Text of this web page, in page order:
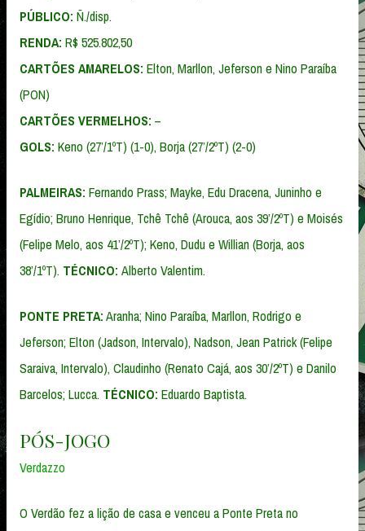
PÚBLICO: Ñ./disp.
RENDA: R$ 525.802,50
CARTÕES AMARELOS: Elton, Marllon, Jeferson e Nino Paraíba
(PON)
CARTÕES VERMELHOS: –
GOLS: Keno (27’/1ºT) (1-0), Borja (27’/2ºT) (2-0)
PALMEIRAS: Fernando Prass; Mayke, Edu Dracena, Juninho e
Egídio; Bruno Henrique, Tchê Tchê (Arouca, aos 39’/2ºT) e Moisés
(Felipe Melo, aos 41’/2ºT); Keno, Dudu e Willian (Borja, aos
38’/1ºT). TÉCNICO: Alberto Valentim.
PONTE PRETA:Aranha; Nino Paraíba, Marllon, Rodrigo e
Jeferson; Elton (Jadson, Intervalo), Nadson, Jean Patrick (Felipe
Saraiva, Intervalo), Claudinho (Renato Cajá, aos 30’/2ºT) e Danilo
Barcelos; Lucca. TÉCNICO: Eduardo Baptista.
PÓS-JOGO
Verdazzo
O Verdão fez a lição de casa e venceu a Ponte Preta no